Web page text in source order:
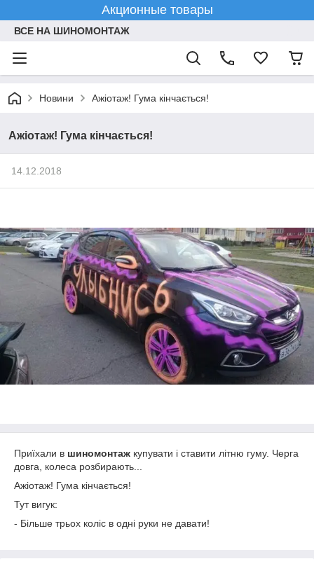
Акционные товары
ВСЕ НА ШИНОМОНТАЖ
Новини Ажіотаж! Гума кінчається!
Ажіотаж! Гума кінчається!
14.12.2018
Приїхали в шиномонтаж купувати і ставити літню гуму. Черга
довга, колеса розбирають...
Ажіотаж! Гума кінчається!
Тут вигук:
- Більше трьох коліс в одні руки не давати!